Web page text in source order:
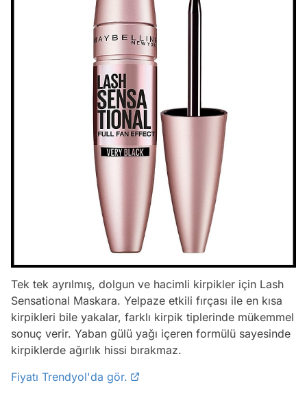
Tek tek ayrılmış, dolgun ve hacimli kirpikler için Lash
Sensational Maskara. Yelpaze etkili fırçası ile en kısa
kirpikleri bile yakalar, farklı kirpik tiplerinde mükemmel
sonuç verir. Yaban gülü yağı içeren formülü sayesinde
kirpiklerde ağırlık hissi bırakmaz.
Fiyatı Trendyol'da gör.